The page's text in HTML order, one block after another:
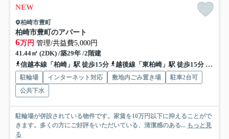
NEW
柏崎市豊町
柏崎市豊町のアパート
6万円 管理/共益費5,000円
41.44㎡ (2DK) /築29年 /2階建
信越本線「柏崎」駅 徒歩15分
越後線「東柏崎」駅 徒歩15分 信越
駐輪場 インターネット対応 敷地内ごみ置き場
駐車2台可
公共下水
駐輪場が併設されている物件です。家賃を10万円以下に抑えることがで
きます。多くの方にご好評をいただいている、清潔感のある... もっと見
る